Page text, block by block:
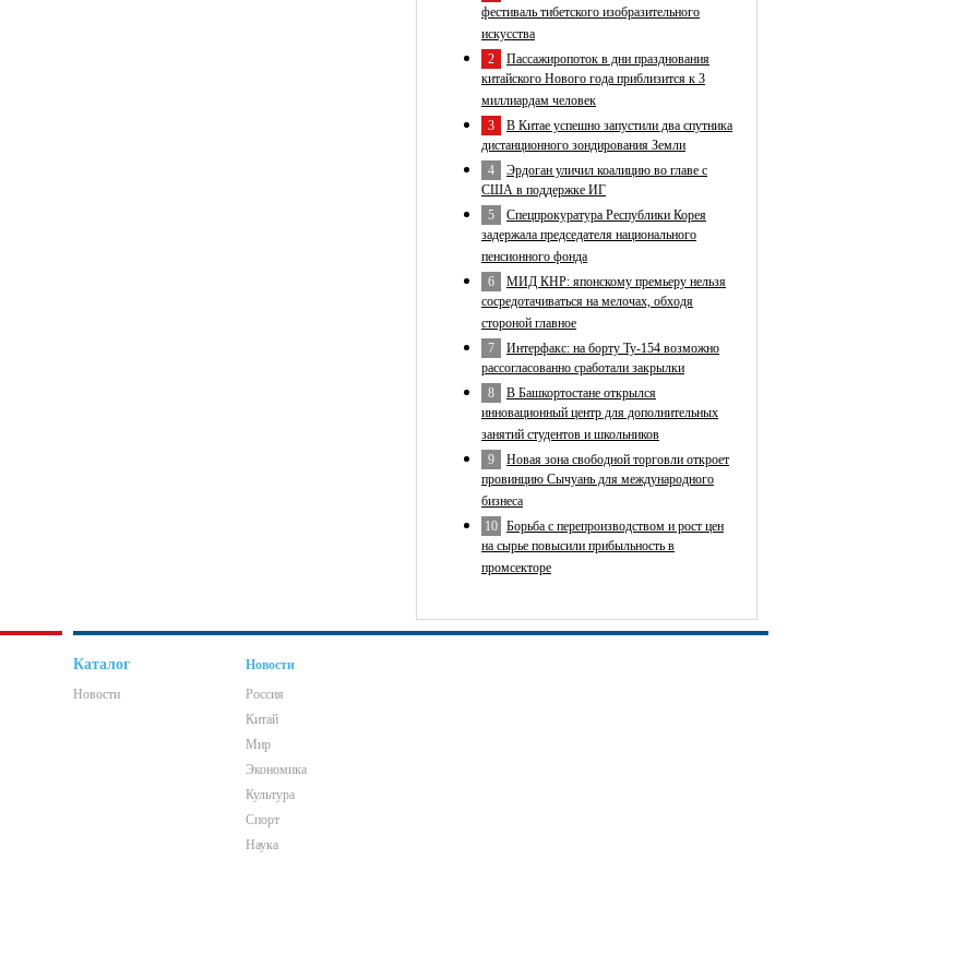
фестиваль тибетского изобразительного
искусства
2 Пассажиропоток в дни празднования
китайского Нового года приблизится к 3
миллиардам человек
3 В Китае успешно запустили два спутника
дистанционного зондирования Земли
4 Эрдоган уличил коалицию во главе с
США в поддержке ИГ
5 Спецпрокуратура Республики Корея
задержала председателя национального
пенсионного фонда
6 МИД КНР: японскому премьеру нельзя
сосредотачиваться на мелочах, обходя
стороной главное
7 Интерфакс: на борту Ту-154 возможно
рассогласованно сработали закрылки
8 В Башкортостане открылся
инновационный центр для дополнительных
занятий студентов и школьников
9 Новая зона свободной торговли откроет
провинцию Сычуань для международного
бизнеса
10 Борьба с перепроизводством и рост цен
на сырье повысили прибыльность в
промсекторе
Каталог
Новости
Новости
Россия
Китай
Мир
Экономика
Культура
Спорт
Наука